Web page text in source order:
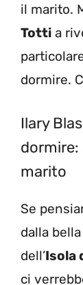
il marito.
Totti a
dormire.
Ilary
dormire:
marito
Se
dalla
dell’Isola
ci